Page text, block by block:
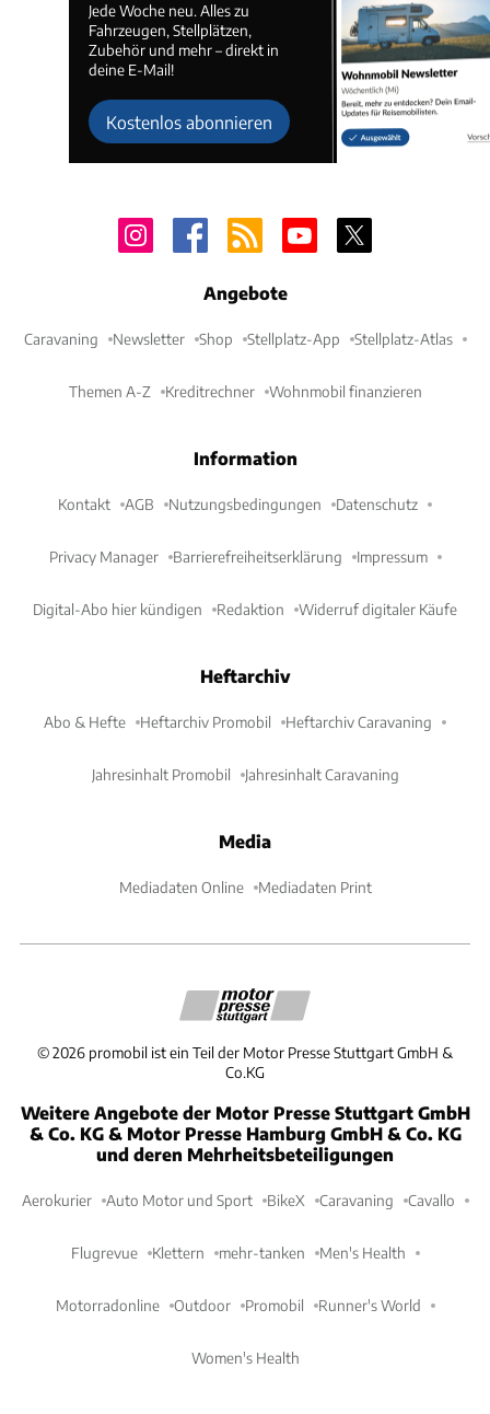
Jede Woche neu. Alles zu
Fahrzeugen, Stellplätzen,
Zubehör und mehr – direkt in
deine E-Mail!
Kostenlos abonnieren
Angebote
Caravaning Newsletter Shop Stellplatz-App Stellplatz-Atlas
Themen A-Z Kreditrechner Wohnmobil finanzieren
Information
Kontakt AGB Nutzungsbedingungen Datenschutz
Privacy Manager Barrierefreiheitserklärung Impressum
Digital-Abo hier kündigen Redaktion Widerruf digitaler Käufe
Heftarchiv
Abo & Hefte Heftarchiv Promobil Heftarchiv Caravaning
Jahresinhalt Promobil Jahresinhalt Caravaning
Media
Mediadaten Online Mediadaten Print
©2026 promobil ist ein Teil der Motor Presse Stuttgart GmbH &
Co.KG
Weitere Angebote der Motor Presse Stuttgart GmbH
& Co. KG & Motor Presse Hamburg GmbH & Co. KG
und deren Mehrheitsbeteiligungen
Aerokurier Auto Motor und Sport BikeX Caravaning Cavallo
Flugrevue Klettern mehr-tanken Men's Health
Motorradonline Outdoor Promobil Runner's World
Women's Health